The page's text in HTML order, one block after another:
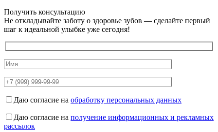
Получить консультацию
Не откладывайте заботу о здоровье зубов — сделайте первый
шаг к идеальной улыбке уже сегодня!
Даю согласие на обработку персональных данных
Даю согласие на получение информационных и рекламных
рассылок